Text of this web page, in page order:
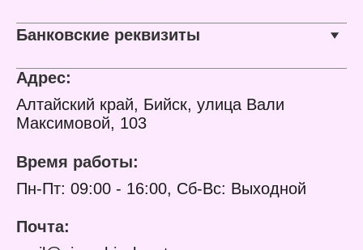
Банковские реквизиты
Адрес:
Алтайский край, Бийск, улица Вали
Максимовой, 103
Время работы:
Пн-Пт: 09:00 - 16:00, Сб-Вс: Выходной
Почта: